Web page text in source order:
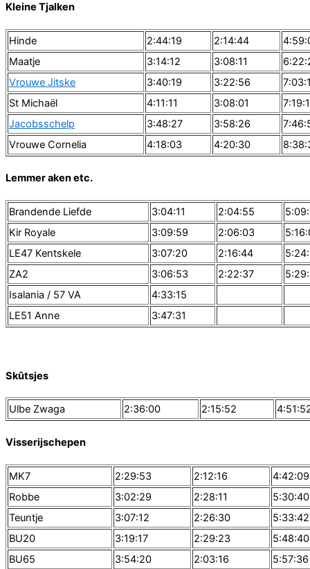
Kleine Tjalken
Hinde 2:44:19 2:14:44
Maatje
3:14:12 3:08:11
Vrouwe Jitske
3:40:19 3:22:56
St Michaël
4:11:11 3:08:01
Jacobsschelp
3:48:27 3:58:26
Vrouwe Cornelia
4:18:03 4:20:30
Lemmer aken etc.
Brandende Liefde 3:04:11 2:04:55
Kir Royale
3:09:59 2:06:03
LE47 Kentskele
3:07:20 2:16:44
ZA2
3:06:53 2:22:37
Isalania / 57 VA
4:33:15
LE51 Anne
3:47:31
Skûtsjes
Ulbe Zwaga 2:36:00 2:15:52
Visserijschepen
MK7 2:29:53 2:12:16
4:42:09
Robbe
3:02:29 2:28:11
5:30:40
Teuntje
3:07:12 2:26:30
5:33:42
BU20
3:19:17 2:29:23
5:48:40
BU65
3:54:20 2:03:16
5:57:36